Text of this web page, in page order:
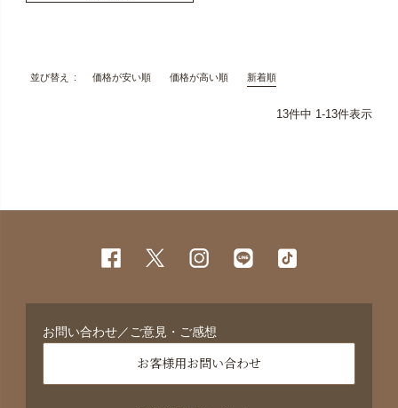
並び替え 価格が安い順 価格が高い順 新着順
13件中 1-13件表示
お問い合わせ／ご意見・ご感想
お客様用お問い合わせ